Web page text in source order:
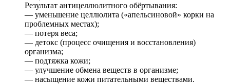
Результат антицеллюлитного обёртывания:
— уменьшение целлюлита («апельсиновой» корки на
проблемных местах);
— потеря веса;
— детокс (процесс очищения и восстановления)
организма;
— подтяжка кожи;
— улучшение обмена веществ в организме;
— насыщение кожи питательными веществами.